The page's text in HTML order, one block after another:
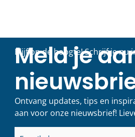
Communicatieve
Duizendpoot (6 – 8 uur
per week)
LEES VERDER >
20 juli 2026